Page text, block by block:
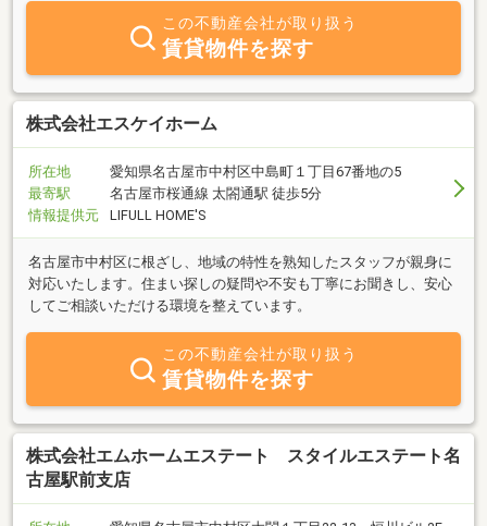
この不動産会社が取り扱う
賃貸物件を探す
株式会社エスケイホーム
所在地
愛知県名古屋市中村区中島町１丁目67番地の5
最寄駅
名古屋市桜通線 太閤通駅 徒歩5分
情報提供元
LIFULL HOME'S
名古屋市中村区に根ざし、地域の特性を熟知したスタッフが親身に
対応いたします。住まい探しの疑問や不安も丁寧にお聞きし、安心
してご相談いただける環境を整えています。
この不動産会社が取り扱う
賃貸物件を探す
株式会社エムホームエステート スタイルエステート名
古屋駅前支店